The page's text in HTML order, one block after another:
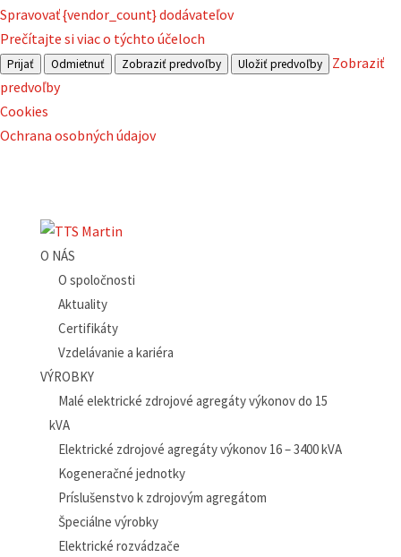
Spravovať {vendor_count} dodávateľov
Prečítajte si viac o týchto účeloch
Prijať Odmietnuť Zobraziť predvoľby Uložiť predvoľby
Zobraziť
predvoľby
Cookies
Ochrana osobných údajov
O NÁS
O spoločnosti
Aktuality
Certifikáty
Vzdelávanie a kariéra
VÝROBKY
Malé elektrické zdrojové agregáty výkonov do 15
kVA
Elektrické zdrojové agregáty výkonov 16 – 3400 kVA
Kogeneračné jednotky
Príslušenstvo k zdrojovým agregátom
Špeciálne výrobky
Elektrické rozvádzače